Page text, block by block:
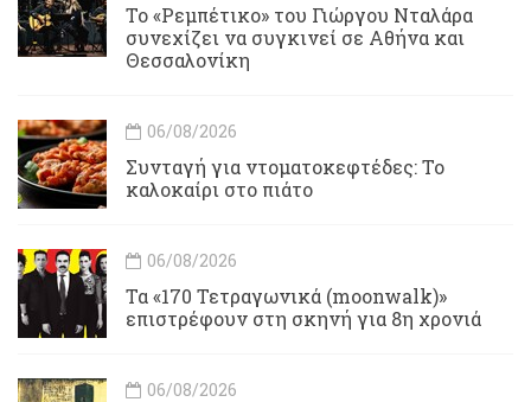
Το «Ρεμπέτικο» του Γιώργου Νταλάρα
συνεχίζει να συγκινεί σε Αθήνα και
Θεσσαλονίκη
06/08/2026
Συνταγή για ντοματοκεφτέδες: Το
καλοκαίρι στο πιάτο
06/08/2026
Τα «170 Τετραγωνικά (moonwalk)»
επιστρέφουν στη σκηνή για 8η χρονιά
06/08/2026